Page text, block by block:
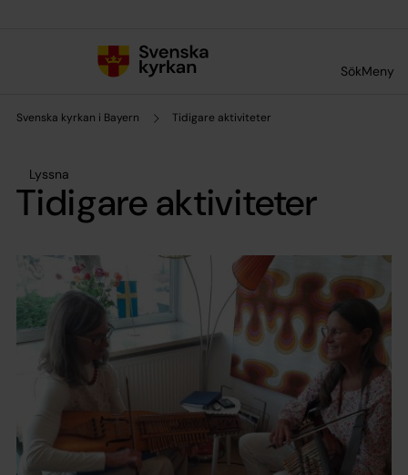
SökMeny
Svenska kyrkan i Bayern Tidigare aktiviteter
Lyssna
Tidigare aktiviteter